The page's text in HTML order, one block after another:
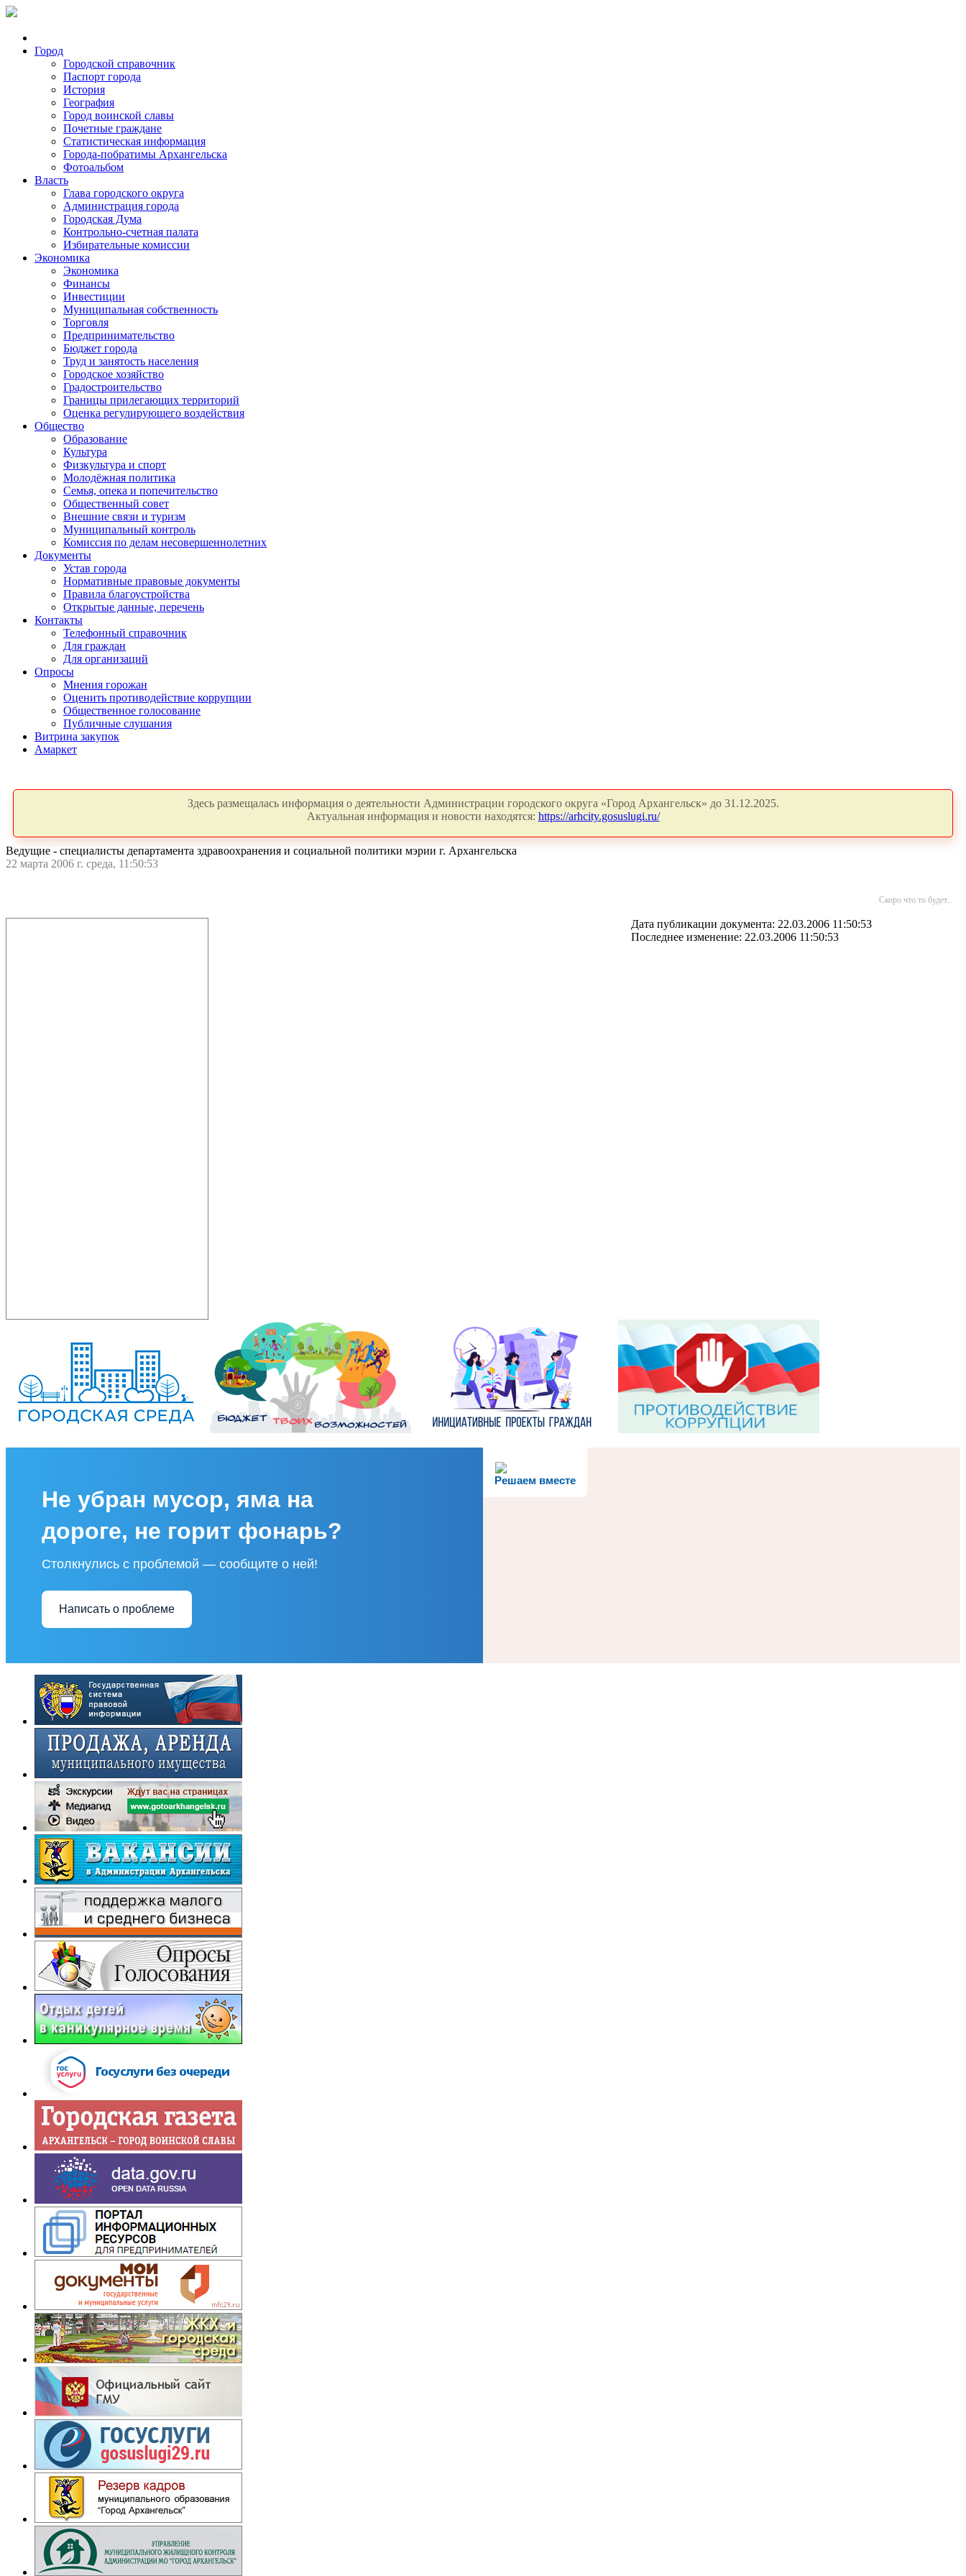
Город
Городской справочник
Паспорт города
История
География
Город воинской славы
Почетные граждане
Статистическая информация
Города-побратимы Архангельска
Фотоальбом
Власть
Глава городского округа
Администрация города
Городская Дума
Контрольно-счетная палата
Избирательные комиссии
Экономика
Экономика
Финансы
Инвестиции
Муниципальная собственность
Торговля
Предпринимательство
Бюджет города
Труд и занятость населения
Городское хозяйство
Градостроительство
Границы прилегающих территорий
Оценка регулирующего воздействия
Общество
Образование
Культура
Физкультура и спорт
Молодёжная политика
Семья, опека и попечительство
Общественный совет
Внешние связи и туризм
Муниципальный контроль
Комиссия по делам несовершеннолетних
Документы
Устав города
Нормативные правовые документы
Правила благоустройства
Открытые данные, перечень
Контакты
Телефонный справочник
Для граждан
Для организаций
Опросы
Мнения горожан
Оценить противодействие коррупции
Общественное голосование
Публичные слушания
Витрина закупок
Амаркет
Здесь размещалась информация о деятельности Администрации городского округа «Город Архангельск» до 31.12.2025.
Актуальная информация и новости находятся: https://arhcity.gosuslugi.ru/
Ведущие - специалисты департамента здравоохранения и социальной политики мэрии г. Архангельска
22 марта 2006 г. среда, 11:50:53
Скоро что то будет...
Дата публикации документа: 22.03.2006 11:50:53
Последнее изменение: 22.03.2006 11:50:53
Решаем вместе
Не убран мусор, яма на
дороге, не горит фонарь?
Столкнулись с проблемой — сообщите о ней!
Написать о проблеме